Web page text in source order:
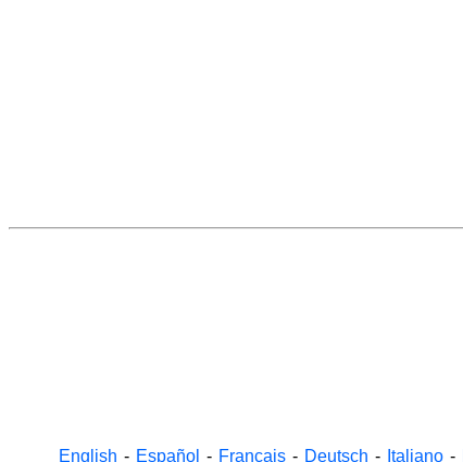
English - Español - Français - Deutsch - Italiano -